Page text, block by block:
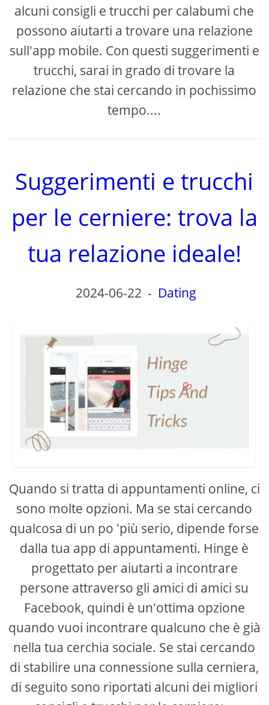
alcuni consigli e trucchi per calabumi che
possono aiutarti a trovare una relazione
sull'app mobile. Con questi suggerimenti e
trucchi, sarai in grado di trovare la
relazione che stai cercando in pochissimo
tempo....
Suggerimenti e trucchi
per le cerniere: trova la
tua relazione ideale!
2024-06-22 - Dating
Quando si tratta di appuntamenti online, ci
sono molte opzioni. Ma se stai cercando
qualcosa di un po 'più serio, dipende forse
dalla tua app di appuntamenti. Hinge è
progettato per aiutarti a incontrare
persone attraverso gli amici di amici su
Facebook, quindi è un'ottima opzione
quando vuoi incontrare qualcuno che è già
nella tua cerchia sociale. Se stai cercando
di stabilire una connessione sulla cerniera,
di seguito sono riportati alcuni dei migliori